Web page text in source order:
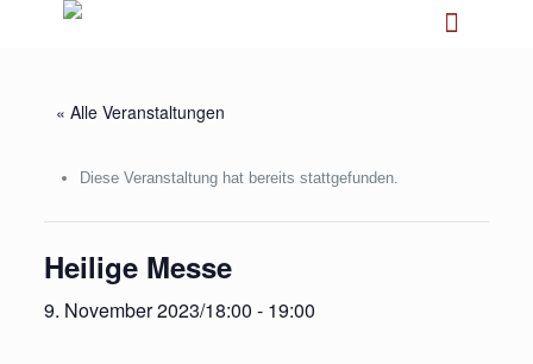
« Alle Veranstaltungen
Diese Veranstaltung hat bereits stattgefunden.
Heilige Messe
9. November 2023/18:00 - 19:00